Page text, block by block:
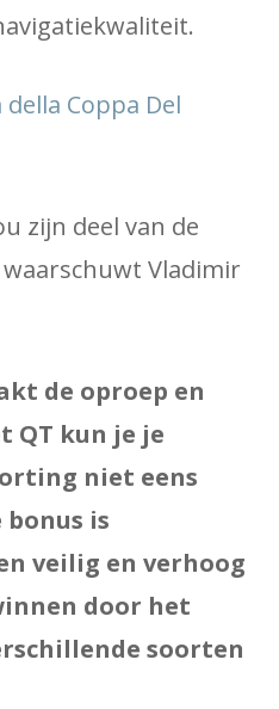
Coppa Del
zijn deel van de
Vladimir
de oproep en
QT kun je je
niet eens
is
veilig en verhoog
door het
soorten